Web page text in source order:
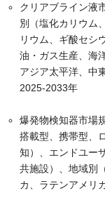
クリアブライン液
別（塩化カリウム
リウム、ギ酸セシ
油・ガス生産、海
アジア太平洋、中
2025-2033年
爆発物検知器市場
搭載型、携帯型、
知）、エンドユー
共施設）、地域別
カ、ラテンアメリ